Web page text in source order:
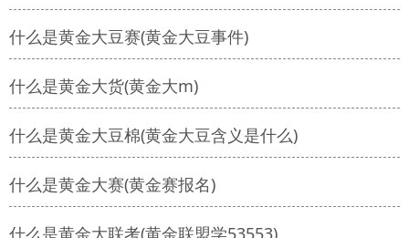
什么是黄金大豆赛(黄金大豆事件)
什么是黄金大货(黄金大m)
什么是黄金大豆棉(黄金大豆含义是什么)
什么是黄金大赛(黄金赛报名)
什么是黄金大联考(黄金联盟学53553)